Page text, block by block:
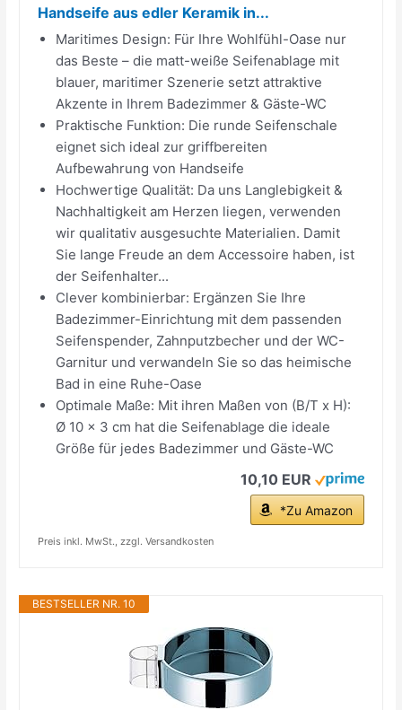
Handseife aus edler Keramik in...
Maritimes Design: Für Ihre Wohlfühl-Oase nur
das Beste – die matt-weiße Seifenablage mit
blauer, maritimer Szenerie setzt attraktive
Akzente in Ihrem Badezimmer & Gäste-WC
Praktische Funktion: Die runde Seifenschale
eignet sich ideal zur griffbereiten
Aufbewahrung von Handseife
Hochwertige Qualität: Da uns Langlebigkeit &
Nachhaltigkeit am Herzen liegen, verwenden
wir qualitativ ausgesuchte Materialien. Damit
Sie lange Freude an dem Accessoire haben, ist
der Seifenhalter...
Clever kombinierbar: Ergänzen Sie Ihre
Badezimmer-Einrichtung mit dem passenden
Seifenspender, Zahnputzbecher und der WC-
Garnitur und verwandeln Sie so das heimische
Bad in eine Ruhe-Oase
Optimale Maße: Mit ihren Maßen von (B/T x H):
Ø 10 x 3 cm hat die Seifenablage die ideale
Größe für jedes Badezimmer und Gäste-WC
10,10 EUR
*Zu Amazon
Preis inkl. MwSt., zzgl. Versandkosten
BESTSELLER NR. 10